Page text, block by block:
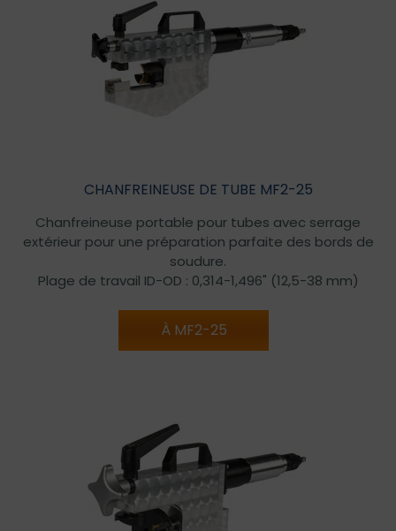
CHANFREINEUSE DE TUBE MF2-25
Chanfreineuse portable pour tubes avec serrage
extérieur pour une préparation parfaite des bords de
soudure.
Plage de travail ID-OD : 0,314-1,496" (12,5-38 mm)
À MF2-25